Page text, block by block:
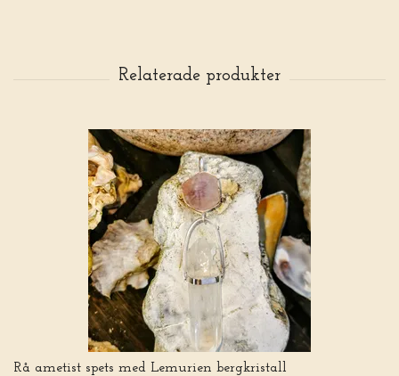
Rå ametist spets med Lemurien bergkristall